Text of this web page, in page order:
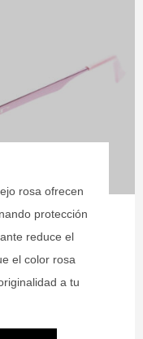
rosa ofrecen
protección
reduce el
el color rosa
a tu